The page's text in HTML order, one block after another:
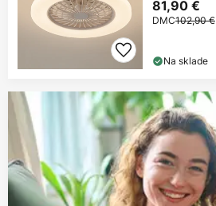
81,90 €
DMC102,90 €
Na sklade